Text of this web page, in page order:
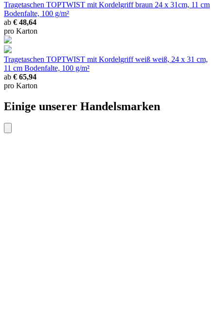
Tragetaschen TOPTWIST mit Kordelgriff braun 24 x 31cm, 11 cm
Bodenfalte, 100 g/m²
ab € 48,64
pro Karton
Tragetaschen TOPTWIST mit Kordelgriff weiß weiß, 24 x 31 cm,
11 cm Bodenfalte, 100 g/m²
ab € 65,94
pro Karton
Einige unserer Handelsmarken